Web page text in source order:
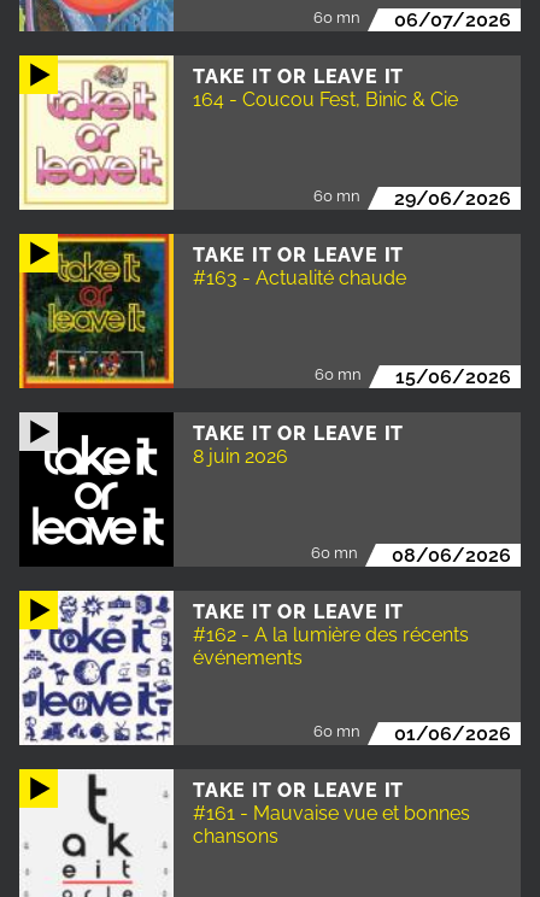
60 mn 06/07/2026
TAKE IT OR LEAVE IT
164 - Coucou Fest, Binic & Cie
60 mn 29/06/2026
TAKE IT OR LEAVE IT
#163 - Actualité chaude
60 mn 15/06/2026
TAKE IT OR LEAVE IT
8 juin 2026
60 mn 08/06/2026
TAKE IT OR LEAVE IT
#162 - A la lumière des récents
événements
60 mn 01/06/2026
TAKE IT OR LEAVE IT
#161 - Mauvaise vue et bonnes
chansons